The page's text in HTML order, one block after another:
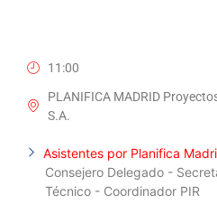
11:00
PLANIFICA MADRID
S.A.
Asistentes por Planifica
Consejero Delegado -
Técnico - Coordinador PIR